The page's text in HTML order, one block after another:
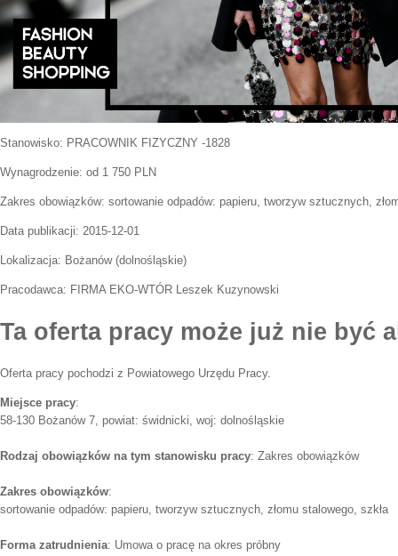
Stanowisko: PRACOWNIK FIZYCZNY -1828
Wynagrodzenie: od 1 750 PLN
Zakres obowiązków: sortowanie odpadów: papieru, tworzyw sztucznych,
Data publikacji: 2015-12-01
Lokalizacja: Bożanów(dolnośląskie)
Pracodawca: FIRMA EKO-WTÓR Leszek Kuzynowski
Ta oferta pracy może już nie być
Oferta pracy pochodzi z Powiatowego Urzędu Pracy.
Miejsce pracy:
58-130 Bożanów 7, powiat: świdnicki, woj: dolnośląskie
Rodzaj obowiązków na tym stanowisku pracy: Zakres obowiązków
Zakres obowiązków:
sortowanie odpadów: papieru, tworzyw sztucznych, złomu stalowego, szkła
Forma zatrudnienia: Umowa o pracę na okres próbny